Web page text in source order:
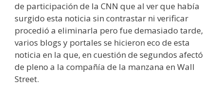
de participación de la CNN que al ver que había
surgido esta noticia sin contrastar ni verificar
procedió a eliminarla pero fue demasiado tarde,
varios blogs y portales se hicieron eco de esta
noticia en la que, en cuestión de segundos afectó
de pleno a la compañía de la manzana en Wall
Street.